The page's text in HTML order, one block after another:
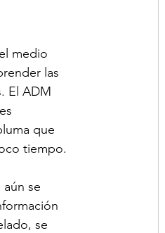
medio
las
El ADM
que
tiempo.
se
se